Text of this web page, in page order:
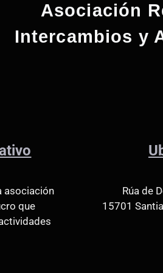
Asociación
Intercambios y
asociación
que
Rúa de
15701